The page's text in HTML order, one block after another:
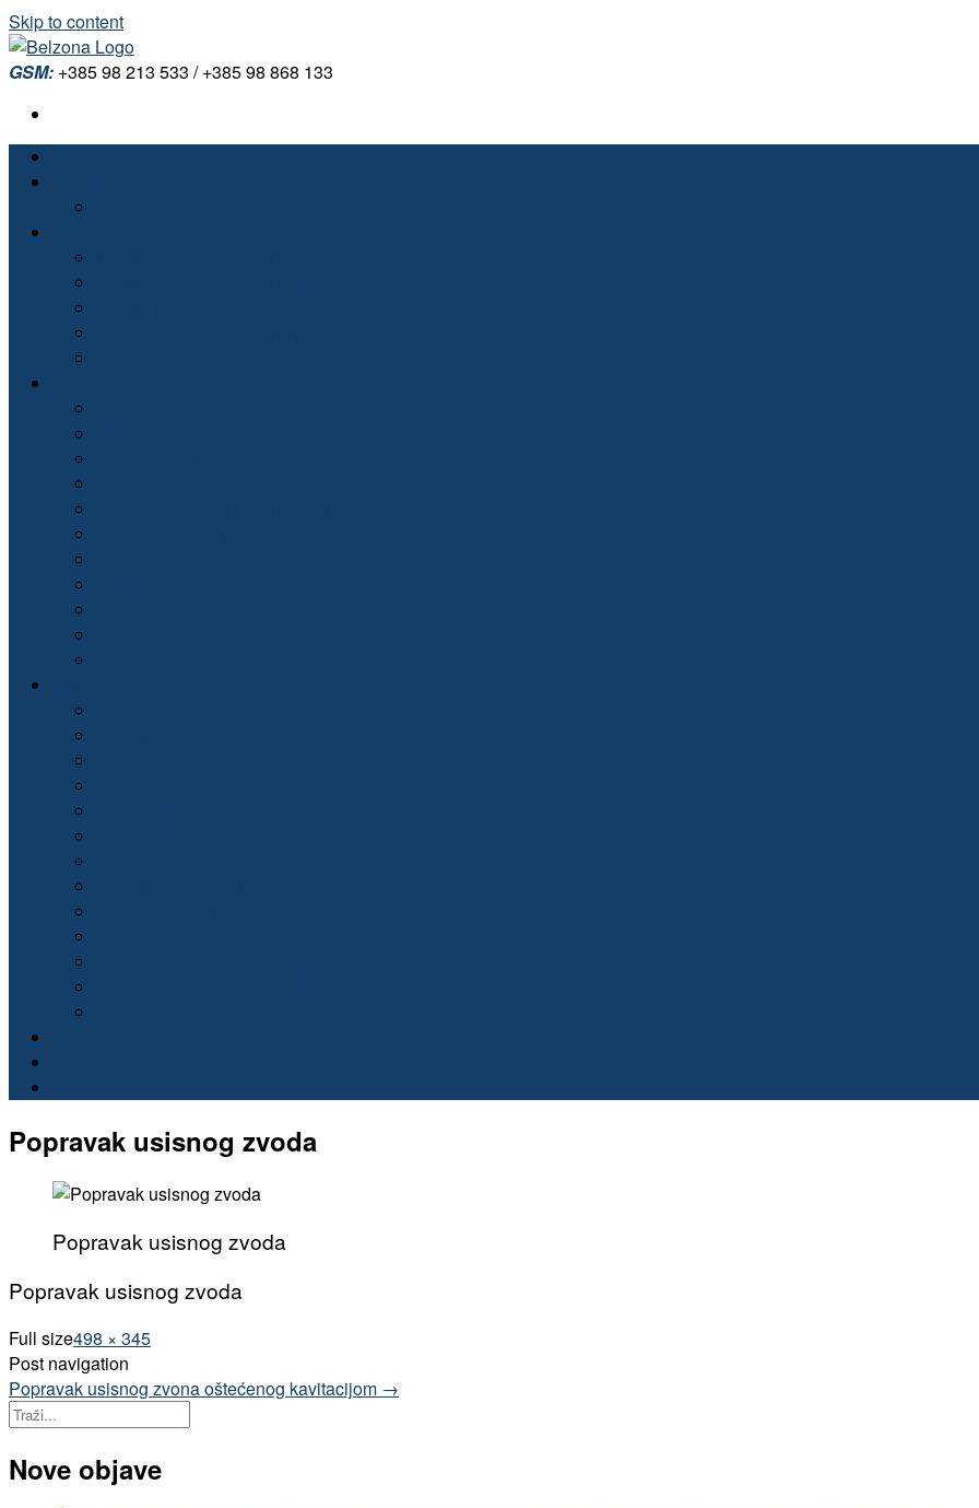
Skip to content
GSM: +385 98 213 533 / +385 98 868 133
Popravak usisnog zvoda
Popravak usisnog zvoda
Popravak usisnog zvoda
Full size498 × 345
Post navigation
Popravak usisnog zvona oštećenog kavitacijom →
Nove objave